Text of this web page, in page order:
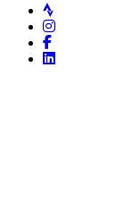
Strava
Instagram
Facebook
LinkedIn